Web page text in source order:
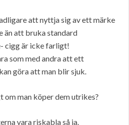
att nyttja sig av ett märke
än att bruka standard
cigg är icke farligt!
som med andra att ett
göra att man blir sjuk.
om man köper dem utrikes?
vara riskabla så ja.